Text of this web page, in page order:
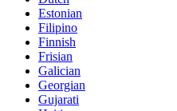
Estonian
Filipino
Finnish
Frisian
Galician
Georgian
Gujarati